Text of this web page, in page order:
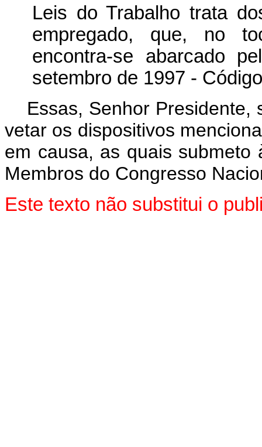
Leis do Trabalho trata
empregado, que, no
encontra-se abarcado
setembro de 1997 -
Essas, Senhor
vetar os dispositivos
em causa, as quais submeto
Membros do Congresso
Este texto não substitui o